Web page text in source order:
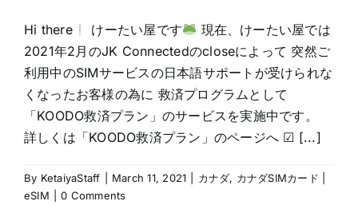
Hi there けーたい屋です
現在、けーたい屋では
2021年2月のJK Connectedのcloseによって 突然ご
利用中のSIMサービスの日本語サポートが受けられな
くなったお客様の為に 救済プログラムとして
「KOODO救済プラン」のサービスを実施中です。
詳しくは「KOODO救済プラン」のページへ ☑ [...]
By KetaiyaStaff March 11, 2021 カナダ, カナダSIMカード |
eSIM
0 Comments